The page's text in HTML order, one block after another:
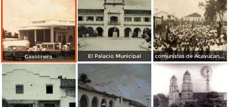
Gasolinera. El Palacio Municipal comunistas de Acayucan, 1930